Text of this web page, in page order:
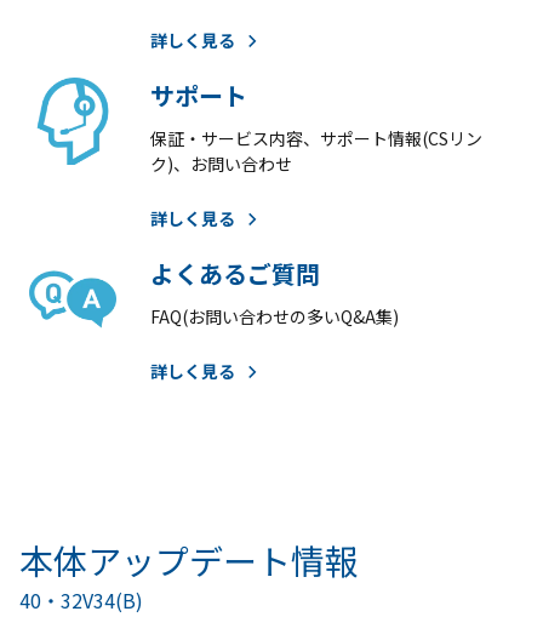
詳しく見る
サポート
保証・サービス内容、サポート情報(CSリン
ク)、お問い合わせ
詳しく見る
よくあるご質問
FAQ(お問い合わせの多いQ&A集)
詳しく見る
本体アップデート情報
40・32V34(B)